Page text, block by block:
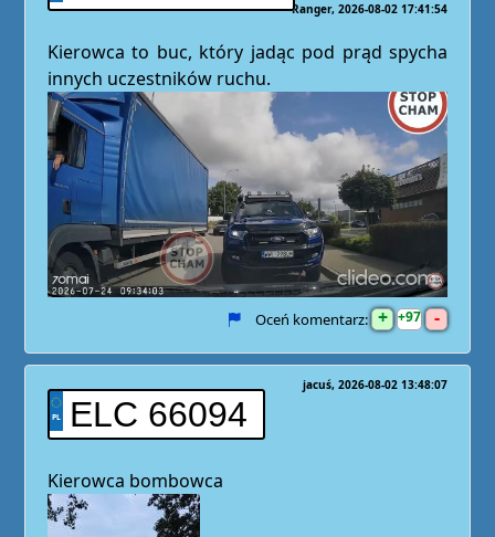
Ranger 2026-08-02 17:41:54
Kierowca to buc, który jadąc pod prąd spycha
innych uczestników ruchu.
Oceń komentarz: + 97 -
ELC 66094
jacuś 2026-08-02 13:48:07
Kierowca bombowca